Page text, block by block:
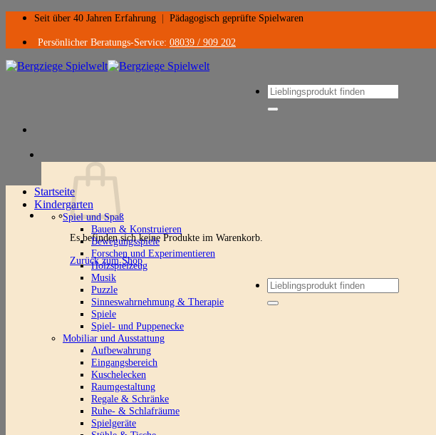
Zum
springen
Seit über 40 Jahren Erfahrung Pädagogisch geprüfte Spielwaren
Persönlicher Beratungs-Service: 08039 / 909 202
Suchen
nach:
Es befinden sich keine Produkte im Warenkorb.
Zurück zum Shop
Suchen
nach:
Startseite
Kindergarten
Spiel und Spaß
Bauen & Konstruieren
Bewegungsspiele
Forschen und Experimentieren
Holzspielzeug
Musik
Puzzle
Sinneswahrnehmung & Therapie
Spiele
Spiel- und Puppenecke
Mobiliar und Ausstattung
Aufbewahrung
Eingangsbereich
Kuschelecken
Raumgestaltung
Regale & Schränke
Ruhe- & Schlafräume
Spielgeräte